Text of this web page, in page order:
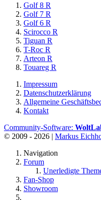
Golf 8 R
Golf 7 R
Golf 6 R
Scirocco R
Tiguan R
T-Roc R
Arteon R
Touareg R
Impressum
Datenschutzerklärung
Allgemeine
Kontakt
Community-Software:
© 2009 - 2026 | Markus
Navigation
Forum
Unerledigte
Fan-Shop
Showroom